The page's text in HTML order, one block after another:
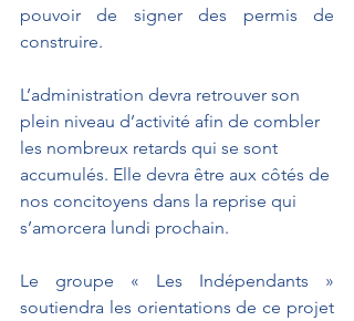
pouvoir de signer des permis de
construire.
L’administration devra retrouver son
plein niveau d’activité afin de combler
les nombreux retards qui se sont
accumulés. Elle devra être aux côtés de
nos concitoyens dans la reprise qui
s’amorcera lundi prochain.
Le groupe « Les Indépendants »
soutiendra les orientations de ce projet